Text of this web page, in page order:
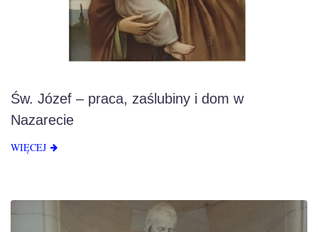
Św. Józef – praca, zaślubiny i dom w
Nazarecie
WIĘCEJ